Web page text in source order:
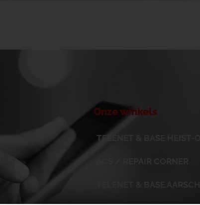
Onze winkels
TELENET & BASE HEIST-